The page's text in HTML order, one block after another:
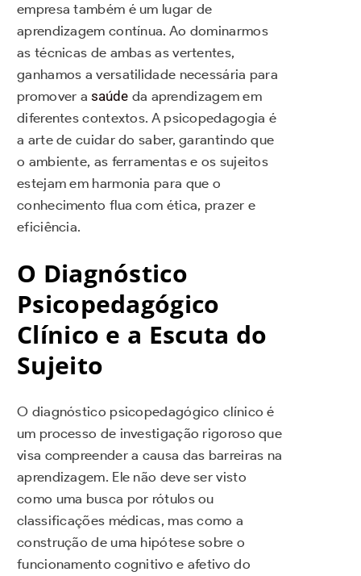
empresa também é um lugar de
aprendizagem contínua. Ao dominarmos
as técnicas de ambas as vertentes,
ganhamos a versatilidade necessária para
promover asaúde da aprendizagem em
diferentes contextos. A psicopedagogia é
a arte de cuidar do saber, garantindo que
o ambiente, as ferramentas e os sujeitos
estejam em harmonia para que o
conhecimento flua com ética, prazer e
eficiência.
O Diagnóstico
Psicopedagógico
Clínico e a Escuta do
Sujeito
O diagnóstico psicopedagógico clínico é
um processo de investigação rigoroso que
visa compreender a causa das barreiras na
aprendizagem. Ele não deve ser visto
como uma busca por rótulos ou
classificações médicas, mas como a
construção de uma hipótese sobre o
funcionamento cognitivo e afetivo do